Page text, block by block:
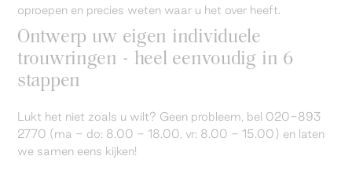
oproepen en precies weten waar u het over heeft.
Ontwerp uw eigen individuele
trouwringen - heel eenvoudig in 6
stappen
Lukt het niet zoals u wilt? Geen probleem, bel 020-893
2770 (ma - do: 8.00 - 18.00, vr: 8.00 - 15.00) en laten
we samen eens kijken!